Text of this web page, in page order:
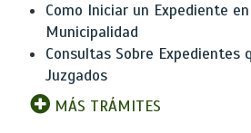
Como Iniciar un Expediente
Municipalidad
Consultas Sobre Expedientes
Juzgados
MÁS TRÁMITES